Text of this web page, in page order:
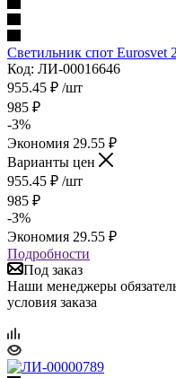
Светильник спот Eurosvet
Код: ЛИ-00016646
955.45 ₽ /шт
985 ₽
-3%
Экономия 29.55 ₽
Варианты цен
955.45 ₽ /шт
985 ₽
-3%
Экономия 29.55 ₽
Подробности
Под заказ
Наши менеджеры
условия заказа